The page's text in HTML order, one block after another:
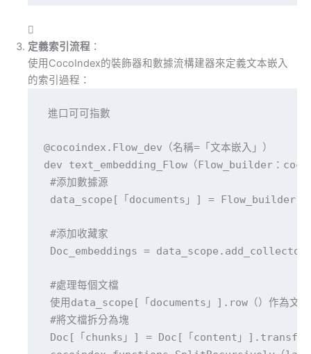

定義索引流程 ：
使用CocoIndex的裝飾器和數據流構建器來定義文本嵌入
的索引過程：
進口可可指數
@cocoindex.Flow_dev（名稱=「文本嵌入」）
dev text_embedding_Flow（Flow_builder：
#添加數據源
data_scope[「documents」] =
#添加收藏家
Doc_embeddings = data_scope.add_collector
#處理每個文檔
使用data_scope[「documents」].row（）作為文
#將文檔拆分為塊
Doc[「chunks」] = Doc[「content」